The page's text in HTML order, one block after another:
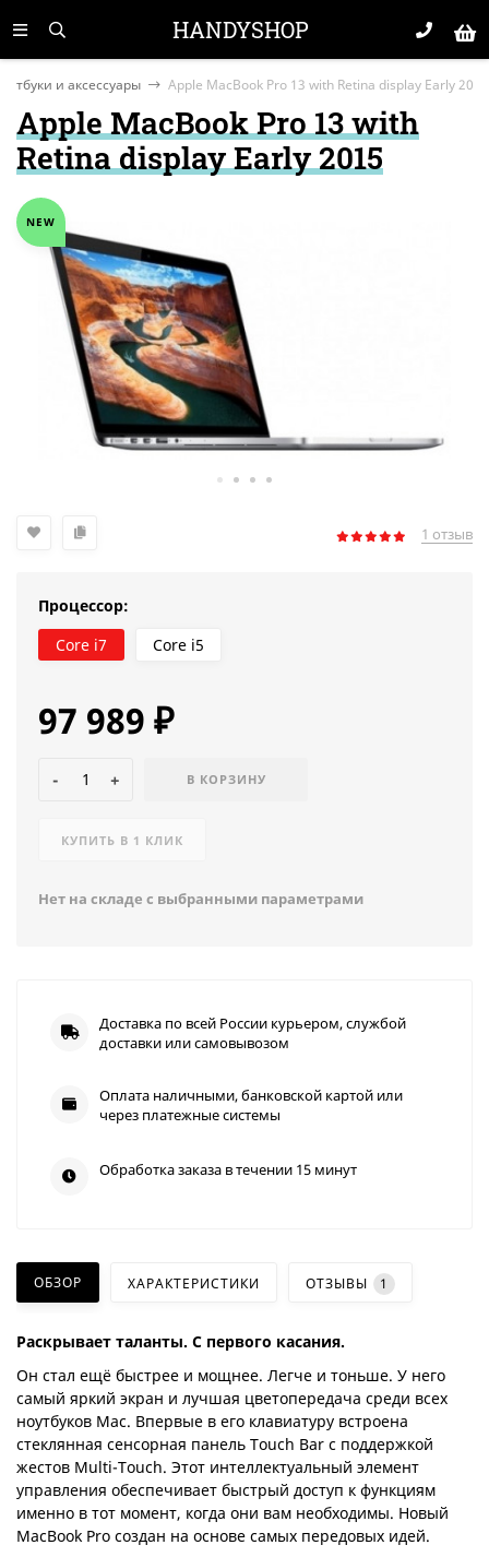
HANDYSHOP
и аксессуары Apple MacBook Pro 13 with Retina display Early 2015
Apple MacBook Pro 13 with
Retina display Early 2015
NEW
1 отзыв
Процессор:
Core i7
Core i5
97 989 ₽
- + В КОРЗИНУ
КУПИТЬ В 1 КЛИК
Нет на складе с выбранными параметрами
Доставка по всей России курьером, службой
доставки или самовывозом
Оплата наличными, банковской картой или
через платежные системы
Обработка заказа в течении 15 минут
ОБЗОР ХАРАКТЕРИСТИКИ ОТЗЫВЫ 1
Раскрывает таланты. С первого касания.
Он стал ещё быстрее и мощнее. Легче и тоньше. У него
самый яркий экран и лучшая цветопередача среди всех
ноутбуков Mac. Впервые в его клавиатуру встроена
стеклянная сенсорная панель Touch Bar с поддержкой
жестов Multi-Touch. Этот интеллектуальный элемент
управления обеспечивает быстрый доступ к функциям
именно в тот момент, когда они вам необходимы. Новый
MacBook Pro создан на основе самых передовых идей.